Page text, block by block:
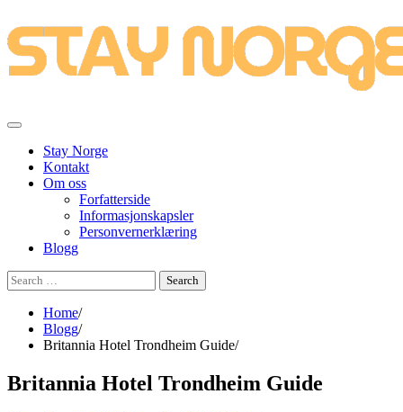
to
content
Stay Norge
Kontakt
Om oss
Forfatterside
Informasjonskapsler
Personvernerklæring
Blogg
Search
for:
Home
Blogg
Britannia Hotel Trondheim Guide
Britannia Hotel Trondheim Guide